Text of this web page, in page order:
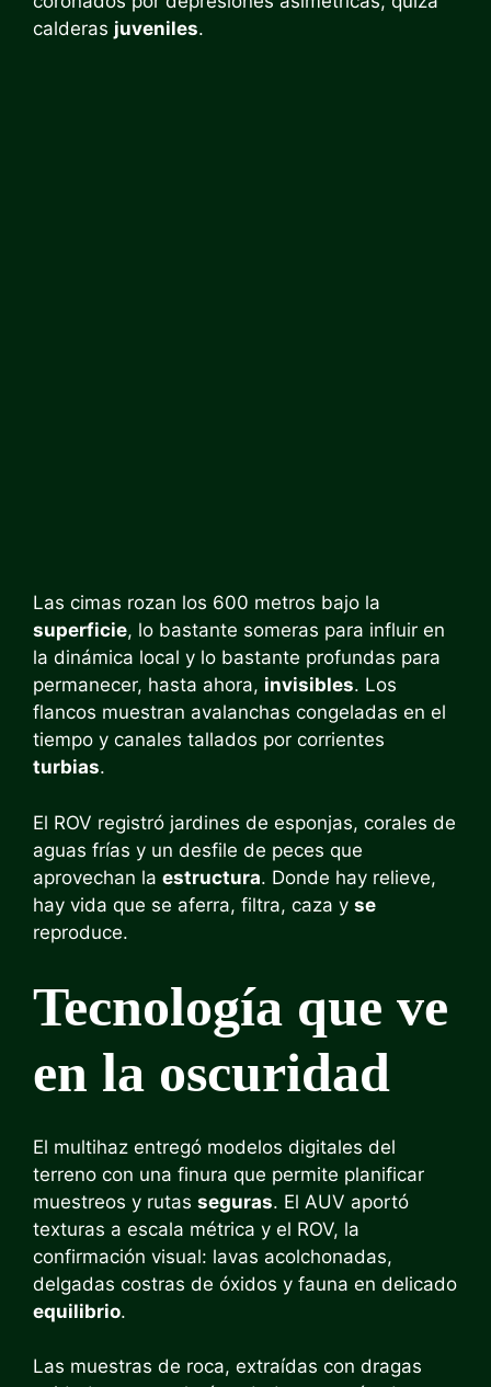
calderas juveniles.
Las cimas rozan los 600 metros bajo la
superficie, lo bastante someras para influir en
la dinámica local y lo bastante profundas para
permanecer, hasta ahora, invisibles. Los
flancos muestran avalanchas congeladas en el
tiempo y canales tallados por corrientes
turbias.
El ROV registró jardines de esponjas, corales de
aguas frías y un desfile de peces que
aprovechan la estructura. Donde hay relieve,
hay vida que se aferra, filtra, caza y se
reproduce.
Tecnología que ve
en la oscuridad
El multihaz entregó modelos digitales del
terreno con una finura que permite planificar
muestreos y rutas seguras. El AUV aportó
texturas a escala métrica y el ROV, la
confirmación visual: lavas acolchonadas,
delgadas costras de óxidos y fauna en delicado
equilibrio.
Las muestras de roca, extraídas con dragas